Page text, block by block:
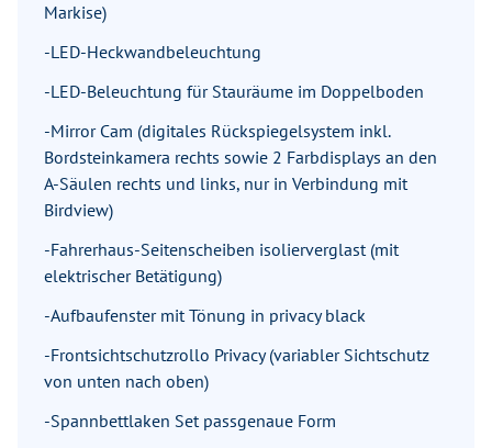
Markise)
-LED-Heckwandbeleuchtung
-LED-Beleuchtung für Stauräume im Doppelboden
-Mirror Cam (digitales Rückspiegelsystem inkl.
Bordsteinkamera rechts sowie 2 Farbdisplays an den
A-Säulen rechts und links, nur in Verbindung mit
Birdview)
-Fahrerhaus-Seitenscheiben isolierverglast (mit
elektrischer Betätigung)
-Aufbaufenster mit Tönung in privacy black
-Frontsichtschutzrollo Privacy (variabler Sichtschutz
von unten nach oben)
-Spannbettlaken Set passgenaue Form